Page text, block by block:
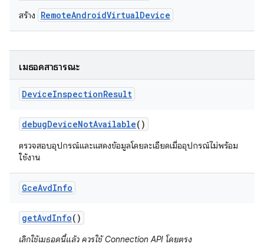
สร้าง RemoteAndroidVirtualDevice
เมธอดสาธารณะ
DeviceInspectionResult
debugDeviceNotAvailable()
ตรวจสอบอุปกรณ์และแสดงข้อมูลโดยละเอียดเมื่ออุปกรณ์ไม่พร้อม
ใช้งาน
GceAvdInfo
getAvdInfo()
เลิกใช้เมธอดนี้แล้ว ควรใช้ Connection API โดยตรง